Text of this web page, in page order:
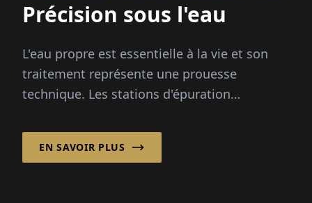
Précision sous l'eau
L'eau propre est essentielle à la vie et son
traitement représente une prouesse
technique. Les stations d'épuration
énergie et durables...
EN SAVOIR PLUS